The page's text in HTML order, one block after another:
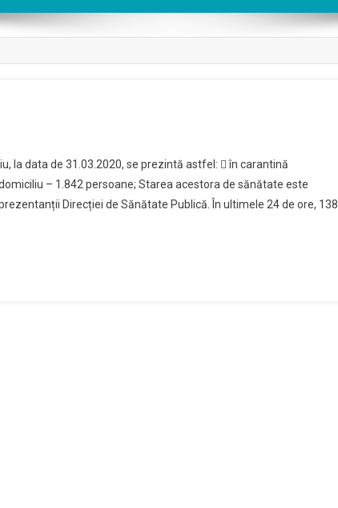
la data de 31.03.2020, se prezintă astfel:  în carantină
– 1.842 persoane; Starea acestora de sănătate este
Direcției de Sănătate Publică. În ultimele 24 de ore, 138